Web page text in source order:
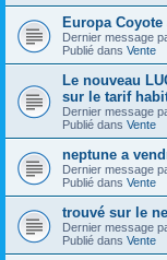
Europa Coyote
Dernier message
Publié dans Vente
Le nouveau
sur le tarif
Dernier message
Publié dans Vente
neptune a
Dernier message
Publié dans Vente
trouvé sur le
Dernier message
Publié dans Vente